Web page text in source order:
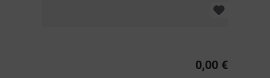
0,00 €